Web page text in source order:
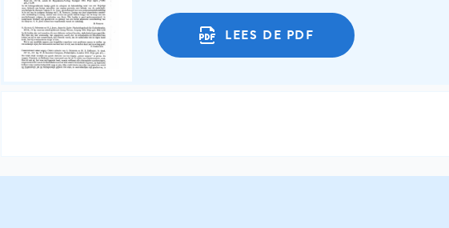
LEES DE PDF